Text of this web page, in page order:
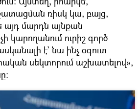
ռիսկ կա, բայց,
մարդն այնքան
կարողանում ուրիշ գործ
է` նա ինչ օգուտ
սեկտորում աշխատելով»,